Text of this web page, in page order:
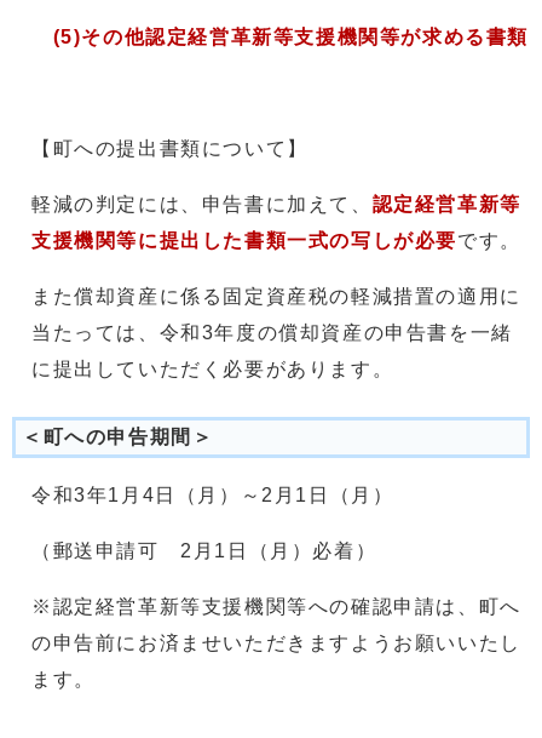
(5)その他認定経営革新等支援機関等が求める書類
【町への提出書類について】
軽減の判定には、申告書に加えて、 認定経営革新等
支援機関等に提出した書類一式の写しが必要です。
また償却資産に係る固定資産税の軽減措置の適用に
当たっては、令和3年度の償却資産の申告書を一緒
に提出していただく必要があります。
＜町への申告期間＞
令和3年1月4日（月）～2月1日（月）
（郵送申請可 2月1日（月）必着）
※認定経営革新等支援機関等への確認申請は、町へ
の申告前にお済ませいただきますようお願いいたし
ます。